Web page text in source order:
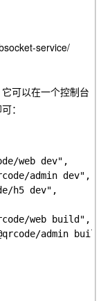
service/
可以在一个控制台
：
web dev",
admin dev",
h5 dev",
web build",
admin